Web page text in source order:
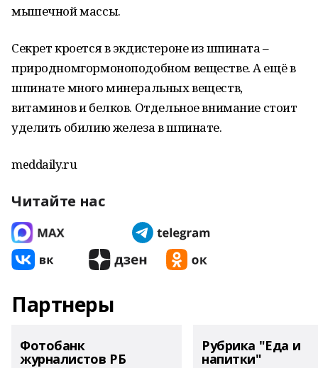
мышечной массы.
Секрет кроется в экдистероне из шпината –
природномгормоноподобном веществе. А ещё в
шпинате много минеральных веществ,
витаминов и белков. Отдельное внимание стоит
уделить обилию железа в шпинате.
meddaily.ru
Читайте нас
Партнеры
Фотобанк
журналистов РБ
Рубрика "Еда и
напитки"